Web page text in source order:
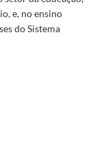
e, no ensino
do Sistema